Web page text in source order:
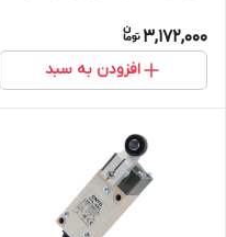
3,172,000
افزودن به سبد